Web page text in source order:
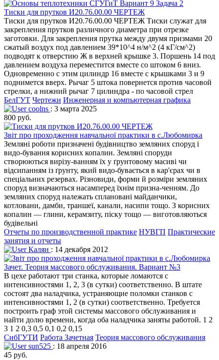
Тиски для прутков И20.76.00.00 ЧЕРТЕЖ
Тиски для прутков И20.76.00.00 ЧЕРТЕЖ Тиски служат для
закрепления прутков различного диаметра при отрезке
заготовки. Для закрепления прутка между двумя призмами 20
сжатый воздух под давлением 39*10^4 н/м^2 (4 кГ/см^2)
подводят к отверстию Ж в верхней крышке 3. Поршень 14 под
давлением воздуха переместится вместе со штоком 6 вниз.
Одновременно с этим цилиндр 16 вместе с крышками 3 и 9
поднимется вверх. Рычаг 5 штока повернется против часовой
стрелки, а нижний рычаг 7 цилиндра - по часовой стрел
БелГУТ Чертежи Инженерная и компьютерная графика
coolns : 3 марта 2025
800 руб.
Звіт про проходження навчальної практики в с.Любомирка
Земляні роботи призначені будівництво земляних споруд і
видо-бування корисних копалин. Земляні споруди
створюються вирізу-ванням їх у ґрунтовому масиві чи
відсипанням із ґрунту, який видо-бувається в кар'єрах чи в
спеціальних резервах. Різновиди, форми й розміри земляних
споруд визначаються насамперед їхнім призна-ченням. До
земляних споруд належать сплановані майданчики,
котловани, дамби, траншеї, канали, насипи тощо. З корисних
копалин — глини, керамзиту, піску тощо — виготовляються
будівельні
Отчеты по производственной практике НУВГП Практические
занятия и отчеты
Калян : 14 декабря 2012
Зачет. Теория массового обслуживания. Вариант №3
В цехе работают три станка, которые ломаются с
интенсивностями 1, 2, 3 (в сутки) соответственно. В штате
состоят два наладчика, устраняющие поломки станков с
интенсивностями 1, 2 (в сутки) соответственно. Требуется
построить граф этой системы массового обслуживания и
найти долю времени, когда оба наладчика заняты работой. 1 2
3 1 2 0,3 0,5 0,1 0,2 0,15
СибГУТИ Работа Зачетная Теория массового обслуживания
sun525 : 18 апреля 2016
45 руб.